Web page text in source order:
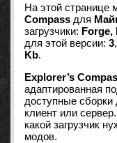
На этой странице
Compass для
загрузчики: Forge,
для этой версии: 3
Kb.
Explorer’s
адаптированная
доступные
клиент или
какой загрузчик
модов.